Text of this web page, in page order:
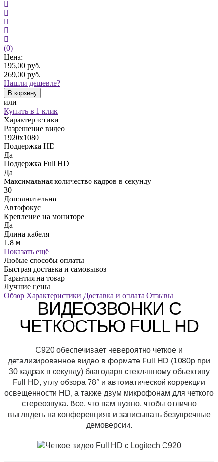
(0)
Цена:
195,00 руб.
269,00 руб.
Нашли дешевле?
В корзину
или
Купить в 1 клик
Характеристики
Разрешение видео
1920х1080
Поддержка HD
Да
Поддержка Full HD
Да
Максимальная количество кадров в секунду
30
Дополнительно
Автофокус
Крепление на мониторе
Да
Длина кабеля
1.8 м
Показать ещё
Любые способы оплаты
Быстрая доставка и самовывоз
Гарантия на товар
Лучшие цены
Обзор Характеристики Доставка и оплата Отзывы
ВИДЕОЗВОНКИ С
ЧЕТКОСТЬЮ FULL HD
C920 обеспечивает невероятно четкое и
детализированное видео в формате Full HD (1080p при
30 кадрах в секунду) благодаря стеклянному объективу
Full HD, углу обзора 78° и автоматической коррекции
освещенности HD, а также двум микрофонам для четкого
стереозвука. Все, что вам нужно, чтобы отлично
выглядеть на конференциях и записывать безупречные
демоверсии.